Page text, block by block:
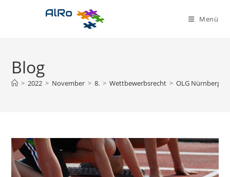
Menü
Blog
> 2022 > November > 8. > Wettbewerbsrecht > OLG Nürnberg: